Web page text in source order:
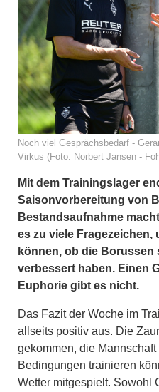
Noch viel Gesprächsbedarf -
Virkus (Foto: Norbert Jansen -
Mit dem Trainingslager
Saisonvorbereitung von
Bestandsaufnahme
es zu viele Fragezeichen,
können, ob die Borussen
verbessert haben. Einen
Euphorie gibt es nicht.
Das Fazit der Woche im
allseits positiv aus. Die
gekommen, die
Bedingungen trainieren
Wetter mitgespielt. Sowohl